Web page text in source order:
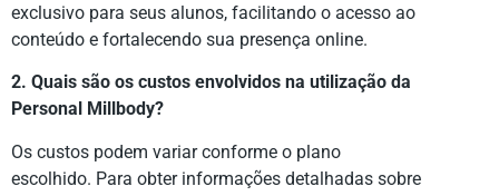
exclusivo para seus alunos, facilitando o acesso ao
conteúdo e fortalecendo sua presença online.
2. Quais são os custos envolvidos na utilização da
Personal Millbody?
Os custos podem variar conforme o plano
escolhido. Para obter informações detalhadas sobre